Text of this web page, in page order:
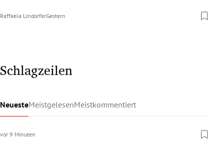
Raffaela LindorferGestern
Schlagzeilen
NeuesteMeistgelesenMeistkommentiert
vor 9 Minuten